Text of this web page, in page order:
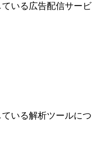
いる広告配信サービ
いる解析ツールにつ